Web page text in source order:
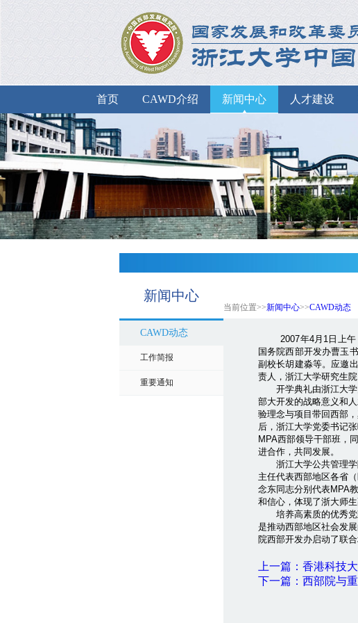
首页 CAWD介绍 新闻中心 人才建设
新闻中心
当前位置>>新闻中心>>CAWD动态
CAWD动态
工作简报
重要通知
2007年4月1日上
国务院西部开发办曹玉
副校长胡建淼等。应邀
责人，浙江大学研究生
开学典礼由浙江大学
部大开发的战略意义和
验理念与项目带回西部
后，浙江大学党委书记
MPA西部领导干部班，
进合作，共同发展。
浙江大学公共管理学
主任代表西部地区各省
念东同志分别代表MPA
和信心，体现了浙大师
培养高素质的优秀党
是推动西部地区社会发
院西部开发办启动了联
上一篇：香港科技
下一篇：西部院与